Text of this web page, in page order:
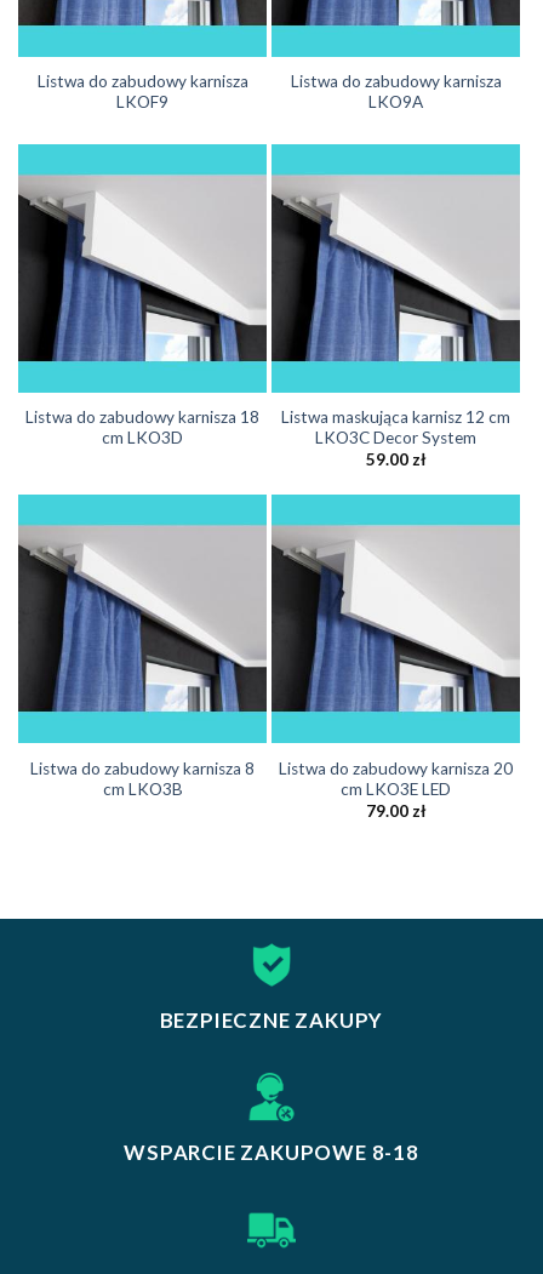
Listwa do zabudowy karnisza
LKOF9
Listwa do zabudowy karnisza
LKO9A
Listwa do zabudowy karnisza 18
cm LKO3D
Listwa maskująca karnisz 12 cm
LKO3C Decor System
59.00zł
Listwa do zabudowy karnisza 8
cm LKO3B
Listwa do zabudowy karnisza 20
cm LKO3E LED
79.00 zł
BEZPIECZNE ZAKUPY
WSPARCIE ZAKUPOWE 8-18